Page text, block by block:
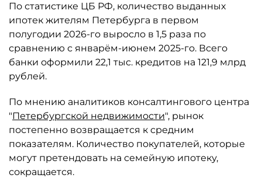
По статистике ЦБ РФ, количество выданных
ипотек жителям Петербурга в первом
полугодии 2026-го выросло в 1,5 раза по
сравнению с январём-июнем 2025-го. Всего
банки оформили 22,1 тыс. кредитов на 121,9 млрд
рублей.
По мнению аналитиков консалтингового центра
"Петербургской недвижимости", рынок
постепенно возвращается к средним
показателям. Количество покупателей, которые
могут претендовать на семейную ипотеку,
сокращается.